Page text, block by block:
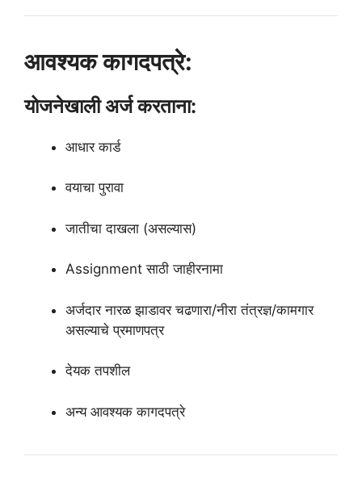
आवश्यक कागदपत्रे:
योजनेखाली अर्ज करताना:
आधार कार्ड
वयाचा पुरावा
जातीचा दाखला (असल्यास)
Assignment साठी जाहीरनामा
अर्जदार नारळ झाडावर चढणारा/नीरा तंत्रज्ञ/कामगार
असल्याचे प्रमाणपत्र
देयक तपशील
अन्य आवश्यक कागदपत्रे